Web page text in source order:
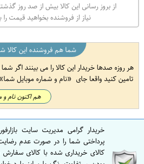
از بروز رسانی این کالا بیش از صد روز
نیاز از فروشنده بخواهید قیمت را
شما هم فروشنده این کالا
هر روزه صدها خریدار این کالا را می بینند اگر شما
تامین کنید واقعا جای
نام و شماره موبایل شما
هم اکنون نام و
خریدار گرامی مدیریت سایت
پرداختی شما را در صورت عدم
کالای خریداری شده با کالای